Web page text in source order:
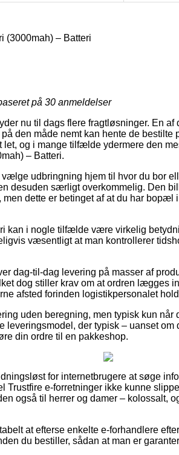
(3000mah) – Batteri
på 30 anmeldelser
nu til dags flere fragtløsninger. En
den måde nemt kan hente de bestilte
let, og i mange tilfælde ydermere den
– Batteri.
udbringning hjem til hvor du bor
desuden særligt overkommelig. Den
dette er betinget af at du har
kan i nogle tilfælde være virkelig
væsentligt at man kontrollerer
dag-til-dag levering på masser af
dog stiller krav om at ordren lægges
afsted forinden logistikpersonalet
uden beregning, men typisk kun
leveringsmodel, der typisk – uanset
din ordre til en pakkeshop.
for internetbrugere at søge
Trustfire e-forretninger ikke kunne
også til herrer og damer – kolossalt,
at efterse enkelte e-forhandlere
du bestiller, sådan at man er